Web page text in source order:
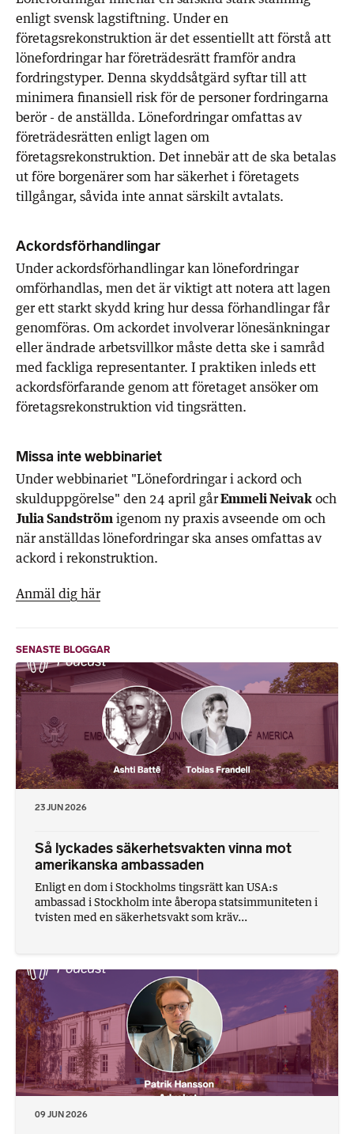
enligt svensk lagstiftning. Under en
företagsrekonstruktion är det essentiellt att förstå att
lönefordringar har företrädesrätt framför andra
fordringstyper. Denna skyddsåtgärd syftar till att
minimera finansiell risk för de personer fordringarna
berör - de anställda. Lönefordringar omfattas av
företrädesrätten enligt lagen om
företagsrekonstruktion. Det innebär att de ska betalas
ut före borgenärer som har säkerhet i företagets
tillgångar, såvida inte annat särskilt avtalats.
Ackordsförhandlingar
Under ackordsförhandlingar kan lönefordringar
omförhandlas, men det är viktigt att notera att lagen
ger ett starkt skydd kring hur dessa förhandlingar får
genomföras. Om ackordet involverar lönesänkningar
eller ändrade arbetsvillkor måste detta ske i samråd
med fackliga representanter. I praktiken inleds ett
ackordsförfarande genom att företaget ansöker om
företagsrekonstruktion vid tingsrätten.
Missa inte webbinariet
Under webbinariet "Lönefordringar i ackord och
skulduppgörelse" den 24 april gårEmmeli Neivak och
Julia Sandström igenom ny praxis avseende om och
när anställdas lönefordringar ska anses omfattas av
ackord i rekonstruktion.
Anmäl dig här
SENASTE BLOGGAR
23 JUN 2026
Så lyckades säkerhetsvakten vinna mot
amerikanska ambassaden
Enligt en dom i Stockholms tingsrätt kan USA:s
ambassad i Stockholm inte åberopa statsimmuniteten i
tvisten med en säkerhetsvakt som kräv...
09 JUN 2026